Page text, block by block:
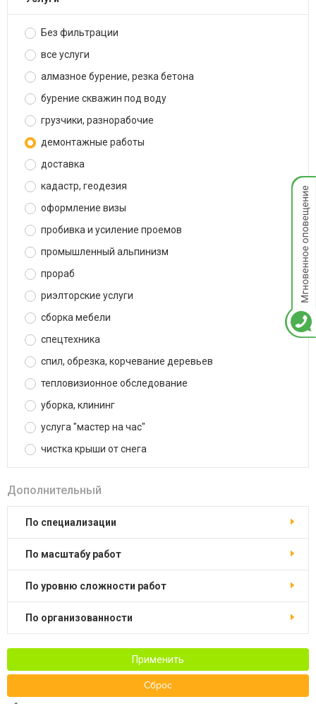
Без фильтрации
все услуги
алмазное бурение, резка бетона
бурение скважин под воду
грузчики, разнорабочие
демонтажные работы
доставка
кадастр, геодезия
оформление визы
пробивка и усиление проемов
промышленный альпинизм
прораб
риэлторские услуги
сборка мебели
спецтехника
спил, обрезка, корчевание деревьев
тепловизионное обследование
уборка, клининг
услуга "мастер на час"
чистка крыши от снега
Дополнительный
по специализации
по масштабу работ
по уровню сложности работ
по организованности
Применить
Сброс